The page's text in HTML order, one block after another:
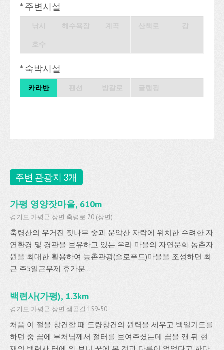
* 주변시설
* 숙박시설
카라반
주변 관광지 3개
가평 영양잣마을, 610m
경기도 가평군 상면 축령로 70 (상면)
축령산의 우거진 잣나무 숲과 운악산 자락에 위치한 수려한 자
연환경 및 경관을 보유하고 있는 우리 마을의 자연문화 농촌자
원을 최대한 활용하여 농촌관광(슬로푸드)마을을 조성하면 최
근 주5일근무제 휴가분...
백련사(가평), 1.3km
경기도 가평군 상면 샘골길 159-50
처음 이 절을 창건할 때 도량창건의 원력을 세우고 백일기도를
하던 중 꿈에 부처님께서 절터를 보여주셨는데 꿈을 깬 뒤 현